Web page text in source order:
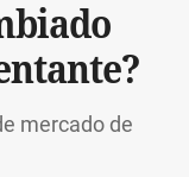
mercado de